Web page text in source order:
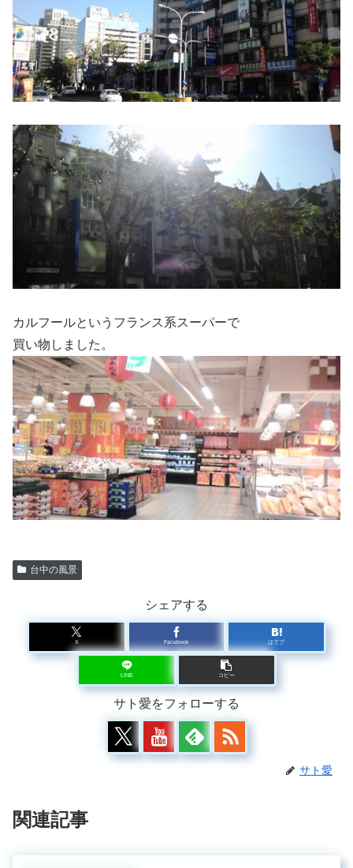
カルフールというフランス系スーパーで
買い物しました。
台中の風景
シェアする
X Facebook はてブ
LINE コピー
サト愛をフォローする
サト愛
関連記事